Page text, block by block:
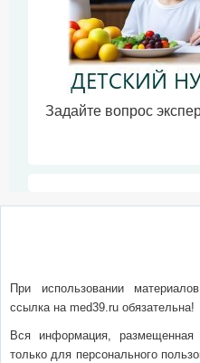
Задайте вопрос
При использовании
ссылка на med39.ru обязательна!
Вся информация, размещенная
только для персонального